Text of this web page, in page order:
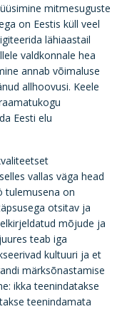
mitmesuguste
on Eestis küll veel
lähiaastail
valdkonnale hea
annab võimaluse
allhoovusi. Keele
Eesti elu
vallas väga head
tulemusena on
otsitav ja
mõjude ja
teab iga
kultuuri ja et
märksõnastamise
ikka teenindatakse
teenindamata